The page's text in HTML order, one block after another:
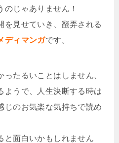
のじゃありません！
を見せていき、翻弄される
ディマンガです。
たるいことはしません、
ようで、人生決断する時は
じのお気楽な気持ちで読め
と面白いかもしれません